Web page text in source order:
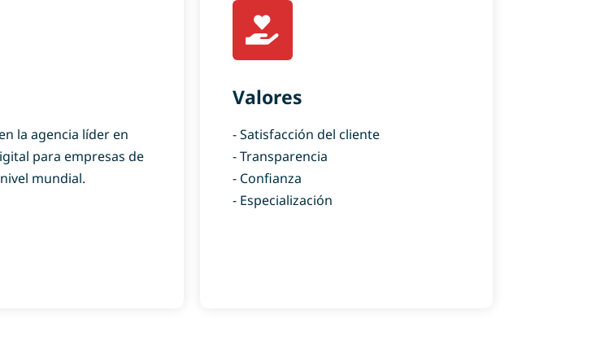
la agencia líder en
para empresas de
mundial.
Valores
- Satisfacción del cliente
- Transparencia
- Confianza
- Especialización